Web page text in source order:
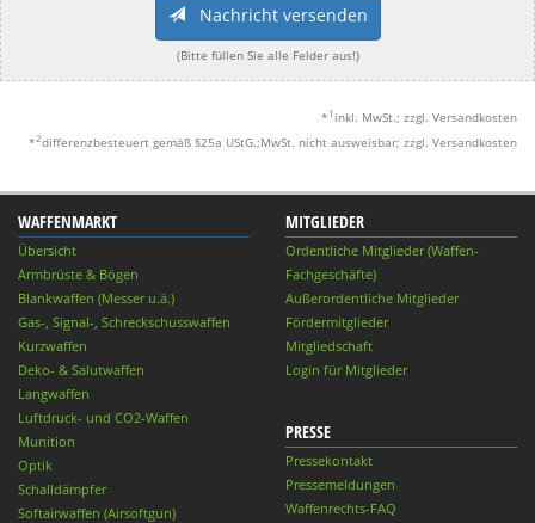
Nachricht versenden
(Bitte füllen Sie alle Felder aus!)
* 1 inkl. MwSt.; zzgl. Versandkosten
*2differenzbesteuert gemäß §25a UStG.;MwSt. nicht ausweisbar; zzgl. Versandkosten
WAFFENMARKT
Übersicht
Armbrüste & Bögen
Blankwaffen (Messer u.ä.)
Gas-, Signal-, Schreckschusswaffen
Kurzwaffen
Deko- & Salutwaffen
Langwaffen
Luftdruck- und CO2-Waffen
Munition
Optik
Schalldämpfer
Softairwaffen (Airsoftgun)
MITGLIEDER
Ordentliche Mitglieder (Waffen-
Fachgeschäfte)
Außerordentliche Mitglieder
Fördermitglieder
Mitgliedschaft
Login für Mitglieder
PRESSE
Pressekontakt
Pressemeldungen
Waffenrechts-FAQ